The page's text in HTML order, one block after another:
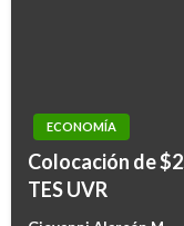
ECONOMÍA
Colocación de
TES UVR